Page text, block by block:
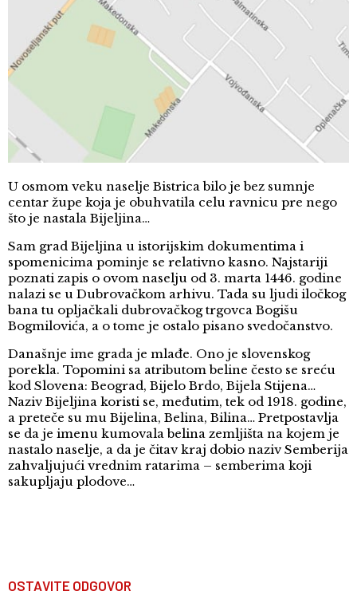
U osmom veku naselje Bistrica bilo je bez sumnje
centar župe koja je obuhvatila celu ravnicu pre nego
što je nastala Bijeljina…
Sam grad Bijeljina u istorijskim dokumentima i
spomenicima pominje se relativno kasno. Najstariji
poznati zapis o ovom naselju od 3. marta 1446. godine
nalazi se u Dubrovačkom arhivu. Tada su ljudi iločkog
bana tu opljačkali dubrovačkog trgovca Bogišu
Bogmilovića, a o tome je ostalo pisano svedočanstvo.
Današnje ime grada je mlađe. Ono je slovenskog
porekla. Topomini sa atributom beline često se sreću
kod Slovena: Beograd, Bijelo Brdo, Bijela Stijena…
Naziv Bijeljina koristi se, međutim, tek od 1918. godine,
a preteče su mu Bijelina, Belina, Bilina… Pretpostavlja
se da je imenu kumovala belina zemljišta na kojem je
nastalo naselje, a da je čitav kraj dobio naziv Semberija
zahvaljujući vrednim ratarima – semberima koji
sakupljaju plodove…
OSTAVITE ODGOVOR